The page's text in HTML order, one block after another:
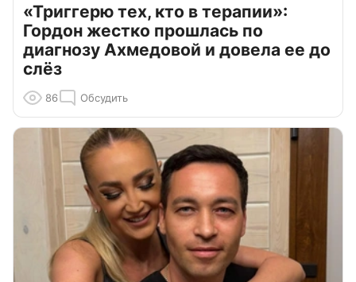
«Триггерю тех, кто в терапии»:
Гордон жестко прошлась по
диагнозу Ахмедовой и довела ее до
слёз
86 Обсудить